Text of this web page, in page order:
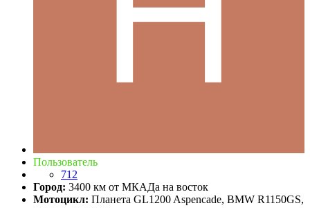
Пользователь
712
Город: 3400 км от МКАДа на восток
Мотоцикл: Планета GL1200 Aspencade, BMW R1150GS,